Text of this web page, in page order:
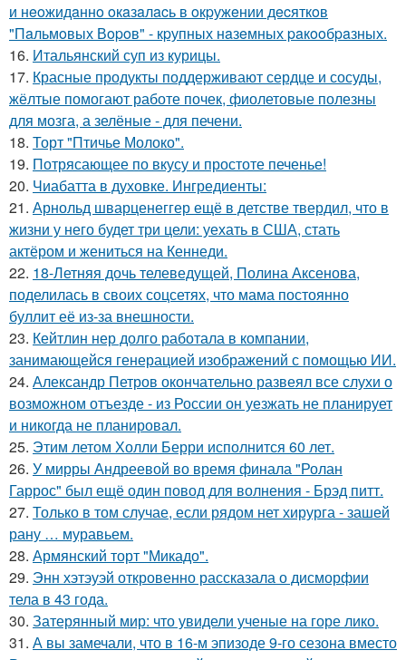
и нeoжидaннo oкaзaлacь в oкpужeнии дecяткoв
"Пaльмoвых Вopoв" - кpупных нaзeмных paкooбpaзных.
16. Итальянский суп из курицы.
17. Красные продукты поддерживают сердце и сосуды,
жёлтые помогают работе почек, фиолетовые полезны
для мозга, а зелёные - для печени.
18. Торт "Птичье Молоко".
19. Потрясающее по вкусу и простоте печенье!
20. Чиабатта в духовке. Ингредиенты:
21. Арнольд шварценеггер ещё в детстве твердил, что в
жизни у него будет три цели: уехать в США, стать
актёром и жениться на Кеннеди.
22. 18-Летняя дочь телеведущей, Полина Аксенова,
поделилась в своих соцсетях, что мама постоянно
буллит её из-за внешности.
23. Кейтлин нер долго работала в компании,
занимающейся генерацией изображений с помощью ИИ.
24. Александр Петров окончательно развеял все слухи о
возможном отъезде - из России он уезжать не планирует
и никогда не планировал.
25. Этим летом Холли Берри исполнится 60 лет.
26. У мирры Андреевой во время финала "Ролан
Гаррос" был ещё один повод для волнения - Брэд питт.
27. Только в том случае, если рядом нет хирурга - зашей
рану … муравьем.
28. Армянский торт "Микадо".
29. Энн хэтэуэй откровенно рассказала о дисморфии
тела в 43 года.
30. Затерянный мир: что увидели ученые на горе лико.
31. А вы замечали, что в 16-м эпизоде 9-го сезона вместо